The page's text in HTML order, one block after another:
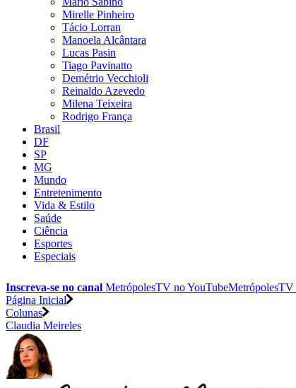
Mirelle Pinheiro
Tácio Lorran
Manoela Alcântara
Lucas Pasin
Tiago Pavinatto
Demétrio Vecchioli
Reinaldo Azevedo
Milena Teixeira
Rodrigo França
Brasil
DF
SP
MG
Mundo
Entretenimento
Vida & Estilo
Saúde
Ciência
Esportes
Especiais
Inscreva-se no canal MetrópolesTV noYouTubeMetrópolesTV
Página Inicial
Colunas
Claudia Meireles